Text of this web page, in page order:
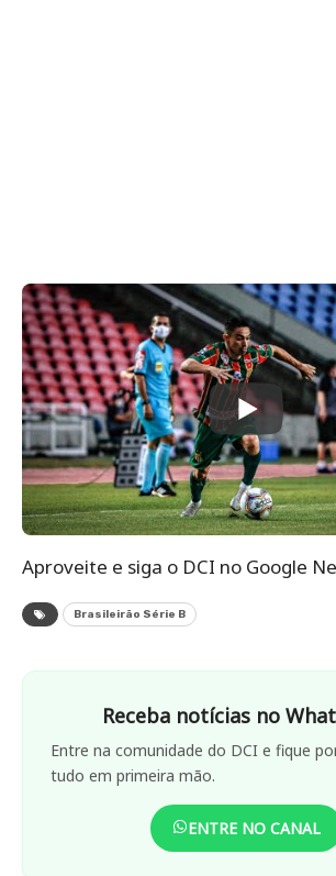
Aproveite e siga o DCI no Google
Brasileirão Série B
Receba notícias no
Entre na comunidade do DCI e fique
tudo em primeira mão.
ENTRE NO CANAL